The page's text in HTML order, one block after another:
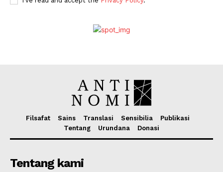
Filsafat Sains Translasi Sensibilia
Publikasi
Tentang
Urundana Donasi
Tentang kami